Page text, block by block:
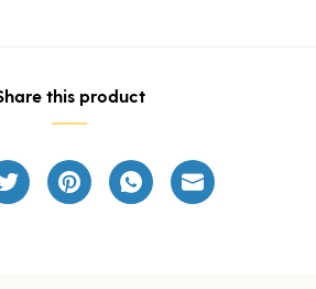
this product